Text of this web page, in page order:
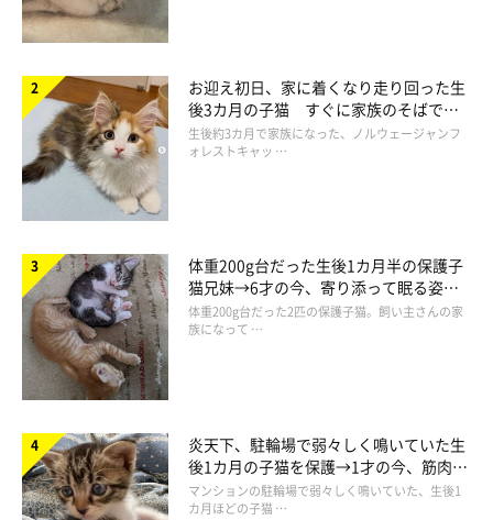
お迎え初日、家に着くなり走り回った生
後3カ月の子猫 すぐに家族のそばで落
ち着く姿に「迎えてよかった」
生後約3カ月で家族になった、ノルウェージャンフ
ォレストキャッ …
体重200g台だった生後1カ月半の保護子
猫兄妹→6才の今、寄り添って眠る姿に
ほっこり！
体重200g台だった2匹の保護子猫。飼い主さんの家
族になって …
炎天下、駐輪場で弱々しく鳴いていた生
後1カ月の子猫を保護→1才の今、筋肉質
でツンデレなコに成長
マンションの駐輪場で弱々しく鳴いていた、生後1
カ月ほどの子猫 …